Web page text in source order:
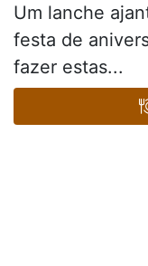
Um lanche
festa de
fazer estas...